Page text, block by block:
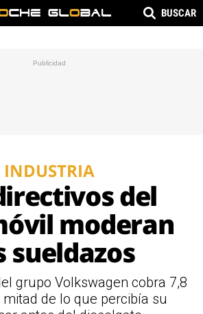
BUSCAR
INDUSTRIA
del
moderan
sueldazos
grupo Volkswagen cobra 7,8
de lo que percibía su